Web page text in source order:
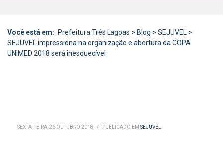
Você está em: Prefeitura Três Lagoas > Blog > SEJUVEL >
SEJUVEL impressiona na organização e abertura da COPA
UNIMED 2018 será inesquecível
SEXTA-FEIRA, 26 OUTUBRO 2018 / PUBLICADO EM SEJUVEL